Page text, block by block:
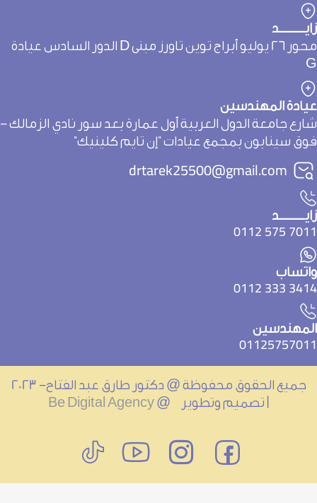
محور 26 يوليو أبراج توين تاورز مبنى D الدور السادس عيادة
المهندسين
جامعة الدول العربية أول عمارة بعد سور نادي الزمالك -
سينابون بمجمع عيادات "إن تايم كلينيك"
drtarek25500@gmail.com
7011 575
3414 333
جميع الحقوق محفوظة @ دكتور طارق عبد الفتاح- 2023
| تصميم وتطوير @Be Digital Agency